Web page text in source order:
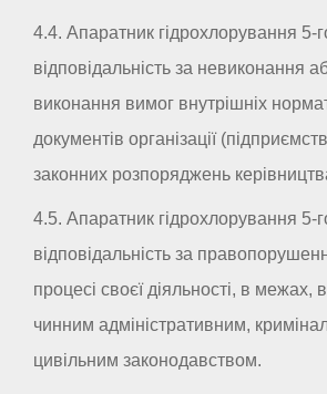
4.4. Апаратник гідрохлорування 5-
відповідальність за невиконання
виконання вимог внутрішніх
документів організації
законних розпоряджень
4.5. Апаратник гідрохлорування 5-
відповідальність за
процесі своєї діяльності, в межах,
чинним адміністративним,
цивільним законодавством.